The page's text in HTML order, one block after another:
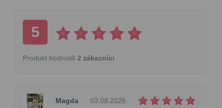
5
Produkt hodnotili 2 zákazníci
Magda 03.08.2026